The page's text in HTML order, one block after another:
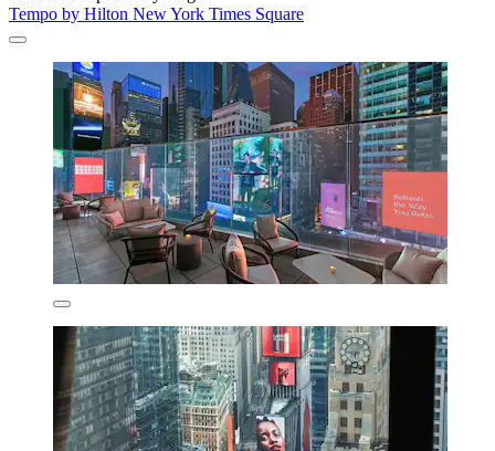
Tempo by Hilton New York Times Square